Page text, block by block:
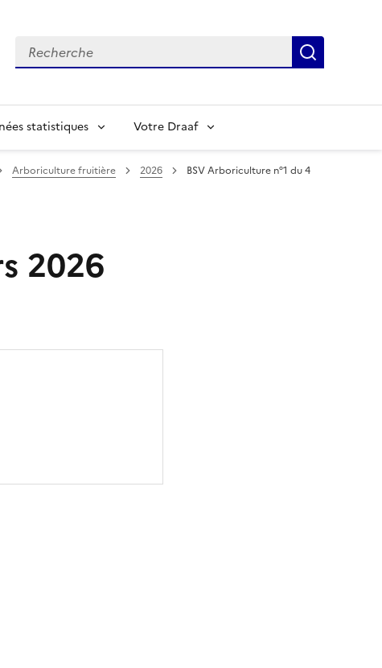
Recherche
statistiques Votre Draaf
Arboriculture fruitière 2026
BSV Arboriculture n°1 du 4
2026